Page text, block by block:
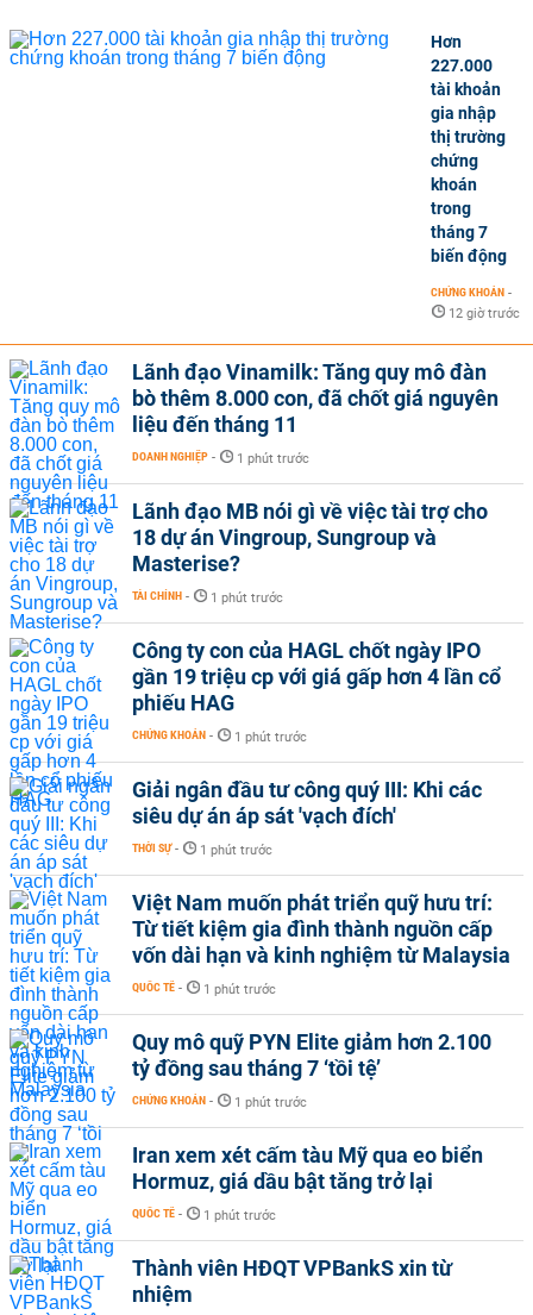
Hơn
227.000
tài khoản
gia nhập
thị trường
chứng
khoán
trong
tháng 7
biến động
CHỨNG KHOÁN -
12 giờ trước
Lãnh đạo Vinamilk: Tăng quy mô đàn
bò thêm 8.000 con, đã chốt giá nguyên
liệu đến tháng 11
DOANH NGHIỆP - 1 phút trước
Lãnh đạo MB nói gì về việc tài trợ cho
18 dự án Vingroup, Sungroup và
Masterise?
TÀI CHÍNH - 1 phút trước
Công ty con của HAGL chốt ngày IPO
gần 19 triệu cp với giá gấp hơn 4 lần cổ
phiếu HAG
CHỨNG KHOÁN - 1 phút trước
Giải ngân đầu tư công quý III: Khi các
siêu dự án áp sát 'vạch đích'
THỜI SỰ - 1 phút trước
Việt Nam muốn phát triển quỹ hưu trí:
Từ tiết kiệm gia đình thành nguồn cấp
vốn dài hạn và kinh nghiệm từ Malaysia
QUỐC TẾ - 1 phút trước
Quy mô quỹ PYN Elite giảm hơn 2.100
tỷ đồng sau tháng 7 ‘tồi tệ’
CHỨNG KHOÁN - 1 phút trước
Iran xem xét cấm tàu Mỹ qua eo biển
Hormuz, giá dầu bật tăng trở lại
QUỐC TẾ - 1 phút trước
Thành viên HĐQT VPBankS xin từ
nhiệm